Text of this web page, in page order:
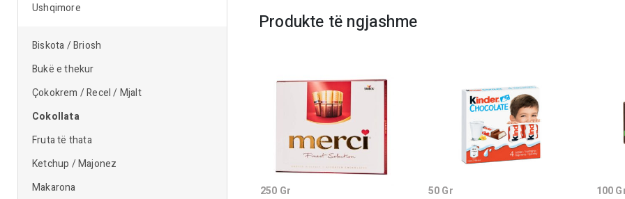
Ushqimore
Biskota / Briosh
Bukë e thekur
Çokokrem / Recel / Mjalt
Cokollata
Fruta të thata
Ketchup / Majonez
Makarona
Produkte të ngjashme
250 Gr 50Gr 100